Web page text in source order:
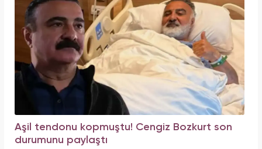
Aşil tendonu kopmuştu! Cengiz Bozkurt son
durumunu paylaştı